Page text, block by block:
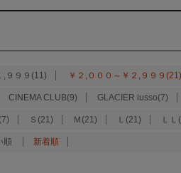
,９９９(11) ￥２,０００～￥２,９９９(21)
CINEMA CLUB(9) GLACIER lusso(7)
Ｓ(21) Ｍ(21) Ｌ(21) ＬＬ
順 新着順